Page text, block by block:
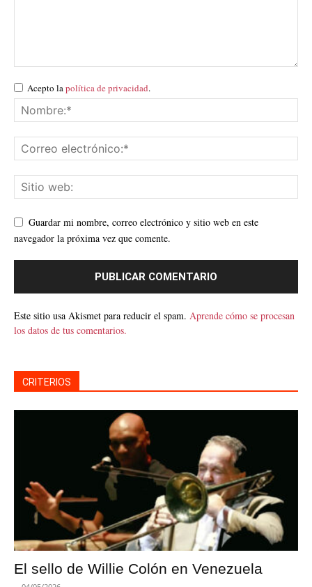
Acepto lapolítica de privacidad.
Guardar mi nombre, correo electrónico y sitio web en este
navegador la próxima vez que comente.
Este sitio usa Akismet para reducir el spam. Aprende cómo se procesan
los datos de tus comentarios.
CRITERIOS
El sello de Willie Colón en Venezuela